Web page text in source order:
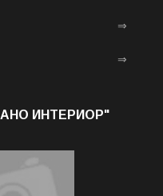
⇒
⇒
ИНТЕРИОР"